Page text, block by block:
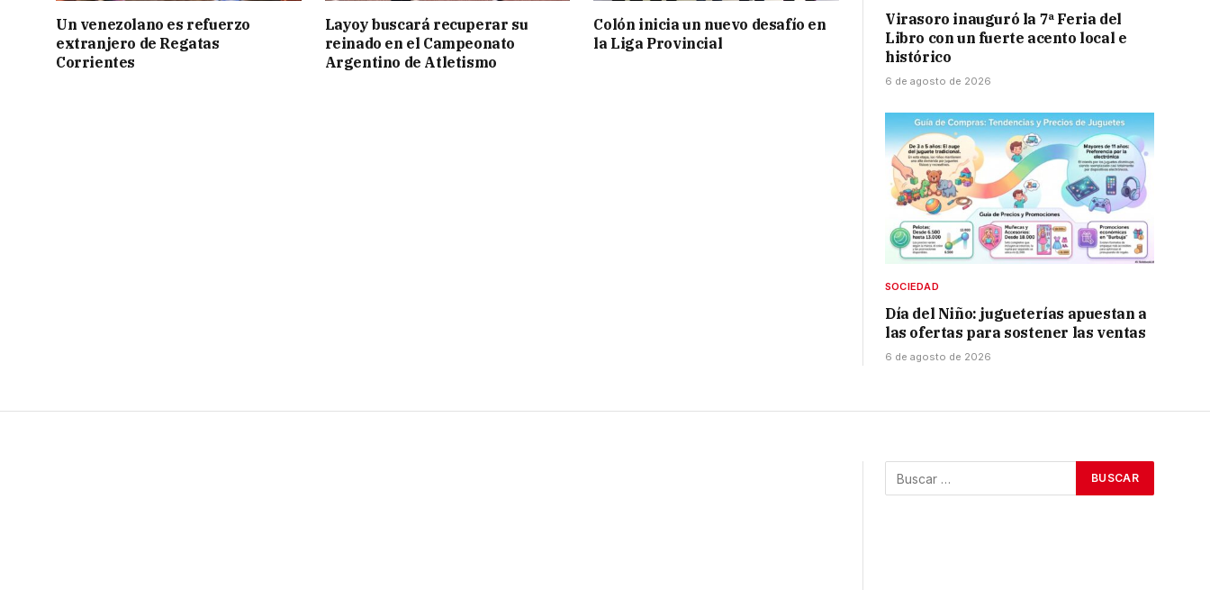
Un venezolano es refuerzo
extranjero de Regatas
Corrientes
Layoy buscará recuperar su
reinado en el Campeonato
Argentino de Atletismo
Colón inicia un nuevo desafío en
la Liga Provincial
Virasoro inauguró la 7ª Feria del
Libro con un fuerte acento local e
histórico
6 de agosto de 2026
SOCIEDAD
Día del Niño: jugueterías apuestan a
las ofertas para sostener las ventas
6 de agosto de 2026